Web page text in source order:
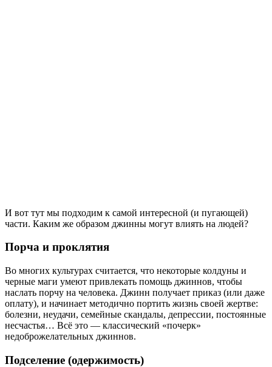
И вот тут мы подходим к самой интересной (и пугающей)
части. Каким же образом джинны могут влиять на людей?
Порча и проклятия
Во многих культурах считается, что некоторые колдуны и
черные маги умеют привлекать помощь джиннов, чтобы
наслать порчу на человека. Джинн получает приказ (или даже
оплату), и начинает методично портить жизнь своей жертве:
болезни, неудачи, семейные скандалы, депрессии, постоянные
несчастья… Всё это — классический «почерк»
недоброжелательных джиннов.
Подселение (одержимость)